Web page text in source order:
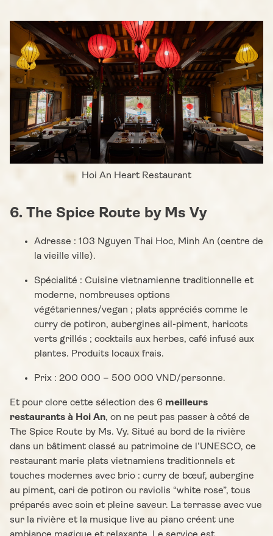
Hoi An Heart Restaurant
6. The Spice Route by Ms Vy
Adresse : 103 Nguyen Thai Hoc, Minh An (centre de
la vieille ville).
Spécialité : Cuisine vietnamienne traditionnelle et
moderne, nombreuses options
végétariennes/vegan ; plats appréciés comme le
curry de potiron, aubergines ail-piment, haricots
verts grillés ; cocktails aux herbes, café infusé aux
plantes. Produits locaux frais.
Prix : 200 000 – 500 000 VND/personne.
Et pour clore cette sélection des 6 meilleurs
restaurants à Hoi An, on ne peut pas passer à côté de
The Spice Route by Ms. Vy. Situé au bord de la rivière
dans un bâtiment classé au patrimoine de l’UNESCO, ce
restaurant marie plats vietnamiens traditionnels et
touches modernes avec brio : curry de bœuf, aubergine
au piment, cari de potiron ou raviolis “white rose”, tous
préparés avec soin et pleine saveur. La terrasse avec vue
sur la rivière et la musique live au piano créent une